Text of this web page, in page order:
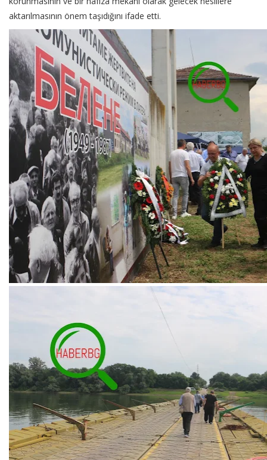
aktarılmasının önem taşıdığını ifade etti.